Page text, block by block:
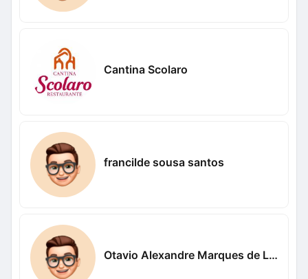
Cantina Scolaro
francilde sousa santos
Otavio Alexandre Marques de Lima